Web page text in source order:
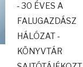
- 30 ÉVES A
FALUGAZDÁSZ
HÁLÓZAT -
KÖNYVTÁR